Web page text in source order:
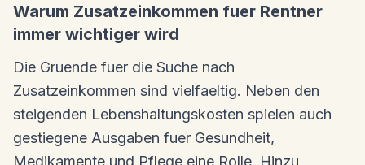
Warum Zusatzeinkommen fuer Rentner
immer wichtiger wird
Die Gruende fuer die Suche nach
Zusatzeinkommen sind vielfaeltig. Neben den
steigenden Lebenshaltungskosten spielen auch
gestiegene Ausgaben fuer Gesundheit,
Medikamente und Pflege eine Rolle. Hinzu